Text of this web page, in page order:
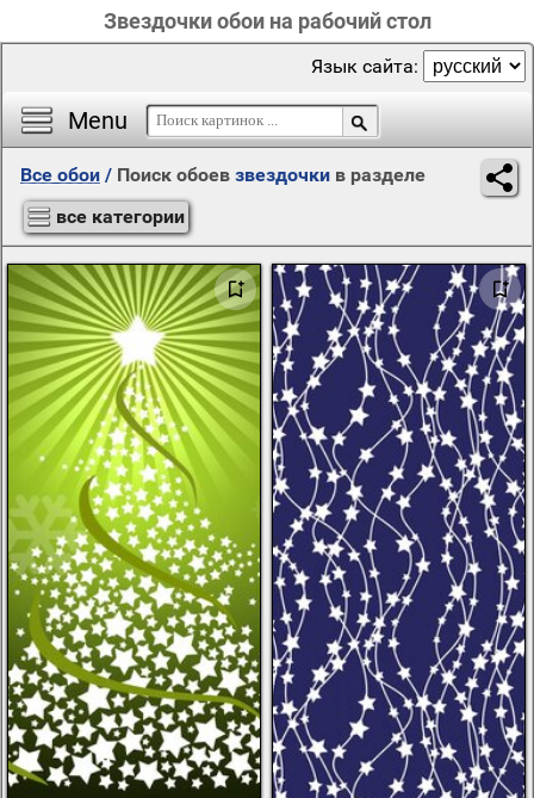
Звездочки обои на рабочий стол
Menu
Язык сайта:
Все обои / Поиск обоев звездочки в разделе
все категории